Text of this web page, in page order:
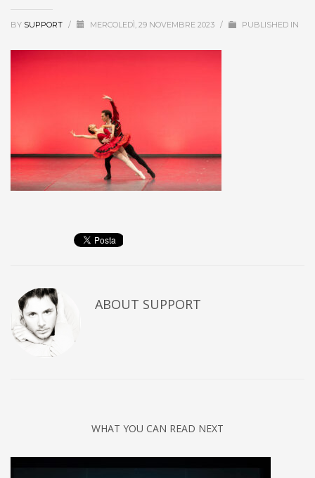
BY SUPPORT / MERCOLEDÌ, 29 NOVEMBRE 2023 / PUBLISHED IN
ABOUT SUPPORT
WHAT YOU CAN READ NEXT